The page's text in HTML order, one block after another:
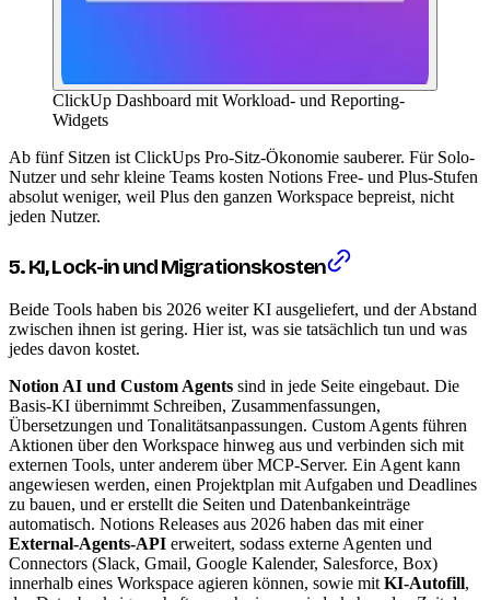
ClickUp Dashboard mit Workload- und Reporting-
Widgets
Ab fünf Sitzen ist ClickUps Pro-Sitz-Ökonomie sauberer. Für Solo-
Nutzer und sehr kleine Teams kosten Notions Free- und Plus-Stufen
absolut weniger, weil Plus den ganzen Workspace bepreist, nicht
jeden Nutzer.
5. KI, Lock-in und Migrationskosten
Beide Tools haben bis 2026 weiter KI ausgeliefert, und der Abstand
zwischen ihnen ist gering. Hier ist, was sie tatsächlich tun und was
jedes davon kostet.
Notion AI und Custom Agents sind in jede Seite eingebaut. Die
Basis-KI übernimmt Schreiben, Zusammenfassungen,
Übersetzungen und Tonalitätsanpassungen. Custom Agents führen
Aktionen über den Workspace hinweg aus und verbinden sich mit
externen Tools, unter anderem über MCP-Server. Ein Agent kann
angewiesen werden, einen Projektplan mit Aufgaben und Deadlines
zu bauen, und er erstellt die Seiten und Datenbankeinträge
automatisch. Notions Releases aus 2026 haben das mit einer
External-Agents-API erweitert, sodass externe Agenten und
Connectors (Slack, Gmail, Google Kalender, Salesforce, Box)
innerhalb eines Workspace agieren können, sowie mit KI-Autofill,